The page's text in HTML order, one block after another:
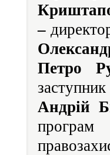
–
Петро
Андрій
програм